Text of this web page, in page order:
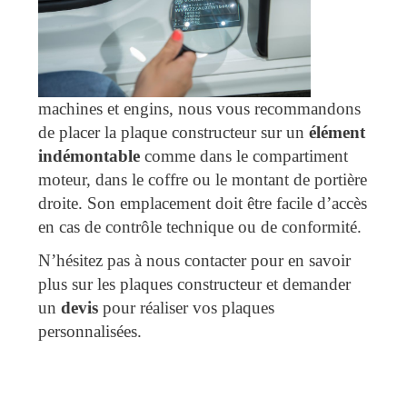
machines et engins, nous vous recommandons
de placer la plaque constructeur sur un élément
indémontable comme dans le compartiment
moteur, dans le coffre ou le montant de portière
droite. Son emplacement doit être facile d’accès
en cas de contrôle technique ou de conformité.
N’hésitez pas à nous contacter pour en savoir
plus sur les plaques constructeur et demander
un devis pour réaliser vos plaques
personnalisées.